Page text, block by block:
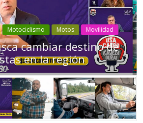
Transporte Varios
mantienen a